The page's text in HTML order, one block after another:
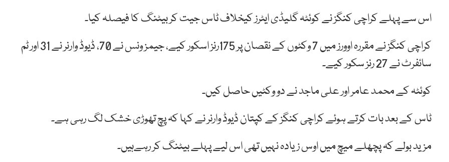
اس سے پہلے کراچی کنگز نے کوئٹہ گلیڈی ایٹرز کیخلاف ٹاس جیت کر بیٹنگ کا فیصلہ کیا۔
کراچی کنگز نے مقررہ اوورز میں 7 وکٹوں کے نقصان پر 175رنز اسکور کیے، جیمز ونس نے 70، ڈیوڈ وارنر نے 31 اور ٹم
سائفرٹ نے 27 رنز سکور کیے۔
کوئٹہ کے محمد عامر اور علی ماجد نے دو وکٹیں حاصل کیں۔
ٹاس کے بعد بات کرتے ہوئے کراچی کنگز کے کپتان ڈیوڈ وارنر نے کہا کہ پچ تھوڑی خشک لگ رہی ہے۔
مزید بولے کہ پچھلے میچ میں اوس زیادہ نہیں تھی اس لیے پہلے بیٹنگ کر رہےہیں۔